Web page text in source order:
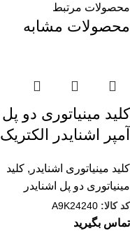
محصولات مرتبط
محصولات مشابه
آمپر اشنایدر الکتریک
کلید مينياتوری اشنایدر , کلید
مینیاتوری دو پل اشنایدر
کد کالا: A9K24240
تماس بگیرید